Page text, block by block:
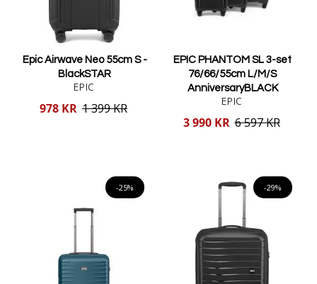
Epic Airwave Neo 55cm S -
BlackSTAR
EPIC
Reducerat
978 KR 1 399 KR
EPIC PHANTOM SL 3-set
76/66/55cm L/M/S
AnniversaryBLACK
EPIC
Reducerat
3 990 KR 6 597 KR
-25% -29%